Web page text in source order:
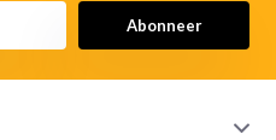
Abonneer